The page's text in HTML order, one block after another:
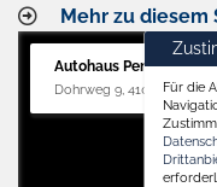
Mehr zu diesem
Autohaus Penders
Dohrweg 9, 41066Für die